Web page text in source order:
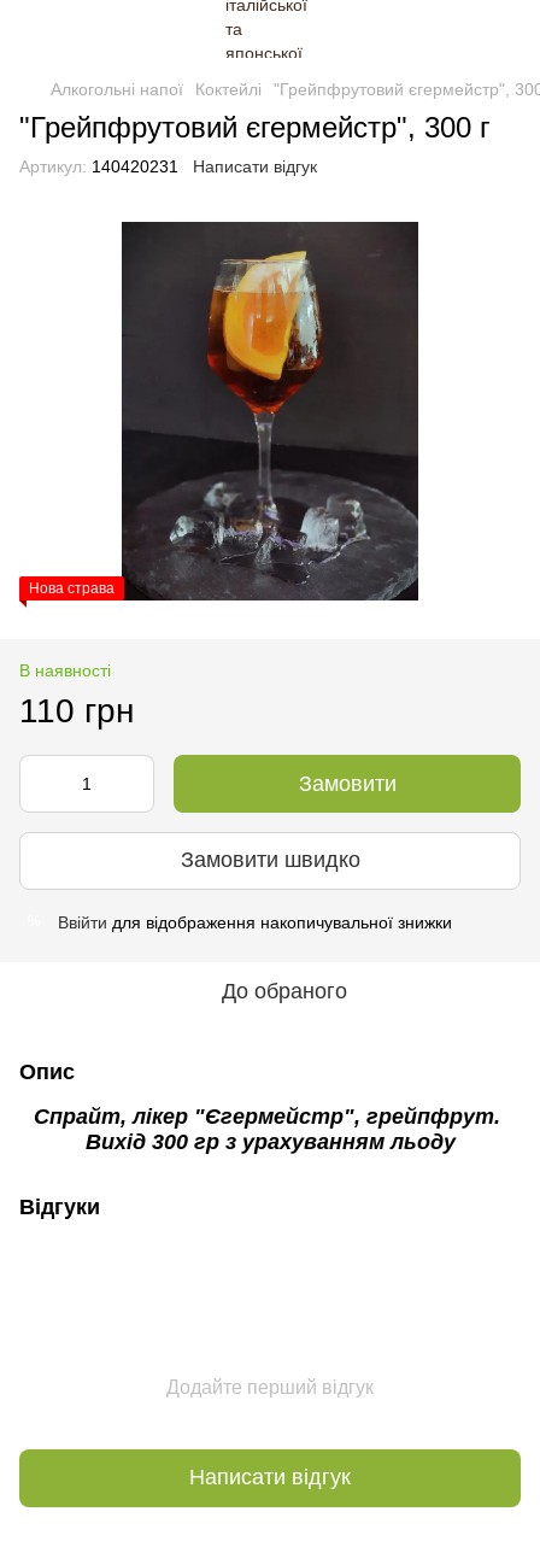
Алкогольні напої Коктейлі "Грейпфрутовий єгермейстр",
"Грейпфрутовий єгермейстр", 300 г
Артикул: 140420231 Написати відгук
Нова страва
В наявності
110 грн
Замовити
Замовити швидко
Ввійти для відображення накопичувальної знижки
До обраного
Опис
Спрайт, лікер "Єгермейстр", грейпфрут.
Вихід 300 гр з урахуванням льоду
Відгуки
Додайте перший відгук
Написати відгук